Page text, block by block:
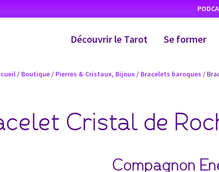
Découvrir le Tarot Se former
/ Boutique/ Pierres & Cristaux, Bijoux/ Bracelets baroques /
Cristal de
Compagnon